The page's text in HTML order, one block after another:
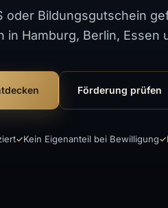
oder Bildungsgutschein
in Hamburg, Berlin, Essen
Förderung prüfen
Kein Eigenanteil bei Bewilligung